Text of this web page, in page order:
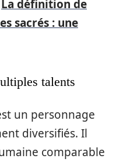
La définition de
sacrés : une
talents
un personnage
diversifiés. Il
comparable